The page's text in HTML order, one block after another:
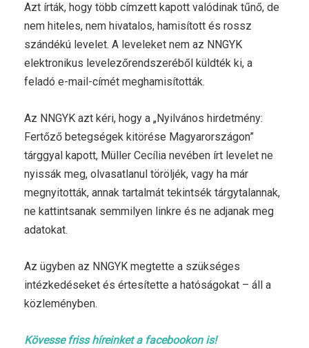
Azt írták, hogy több címzett kapott valódinak tűnő, de
nem hiteles, nem hivatalos, hamisított és rossz
szándékú levelet. A leveleket nem az NNGYK
elektronikus levelezőrendszeréből küldték ki, a
feladó e-mail-címét meghamisították.
Az NNGYK azt kéri, hogy a „Nyilvános hirdetmény:
Fertőző betegségek kitörése Magyarországon”
tárggyal kapott, Müller Cecília nevében írt levelet ne
nyissák meg, olvasatlanul töröljék, vagy ha már
megnyitották, annak tartalmát tekintsék tárgytalannak,
ne kattintsanak semmilyen linkre és ne adjanak meg
adatokat.
Az ügyben az NNGYK megtette a szükséges
intézkedéseket és értesítette a hatóságokat – áll a
közleményben.
Kövesse friss híreinket a facebookon is!